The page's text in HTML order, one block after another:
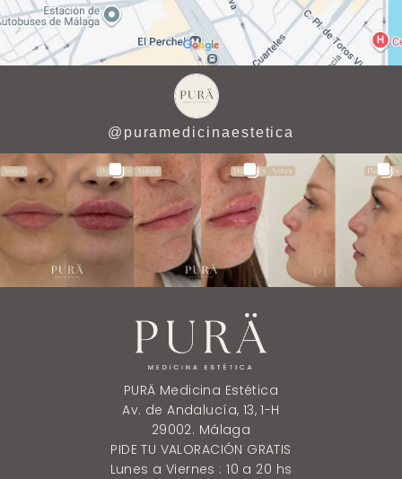
@ puramedicinaestetica
PURÄ Medicina Estética
Av. de Andalucía, 13, 1-H
29002. Málaga
PIDE TU VALORACIÓN GRATIS
Lunes a Viernes : 10 a 20 hs